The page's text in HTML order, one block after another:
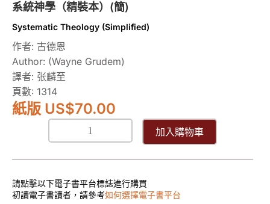
系統神學（精裝本）(簡)
Systematic Theology (Simplified)
作者: 古德恩
Author: (Wayne Grudem)
譯者: 张麟至
頁數: 1314
紙版 US$70.00
加入購物車
請點擊以下電子書平台標誌進行購買
初讀電子書讀者，請參考如何選擇電子書平台